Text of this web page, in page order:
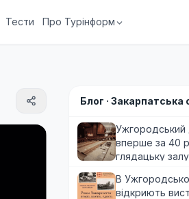
Тести Про Турінформ
Блог · Закарпатська
вперше за 40
глядацьку залу
В
відкриють